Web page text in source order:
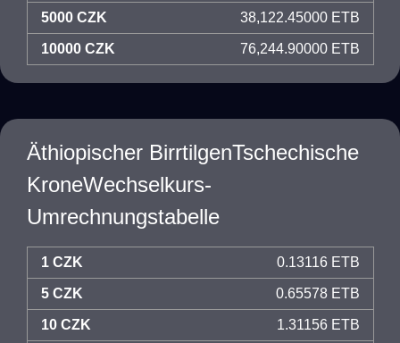
5000 CZK 38,122.45000 ETB
10000 CZK 76,244.90000 ETB
Äthiopischer BirrtilgenTschechische
KroneWechselkurs-
Umrechnungstabelle
1 CZK 0.13116 ETB
5 CZK 0.65578 ETB
10 CZK 1.31156 ETB